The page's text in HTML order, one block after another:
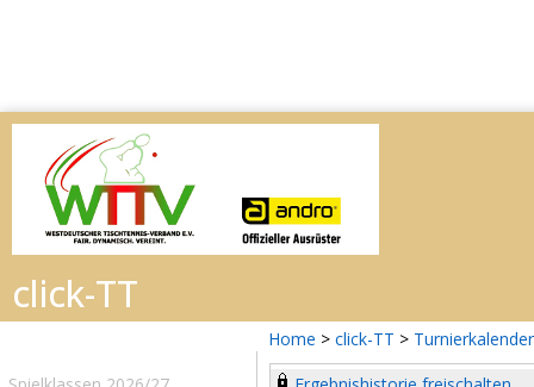
Home > click-TT > Turnierkalender